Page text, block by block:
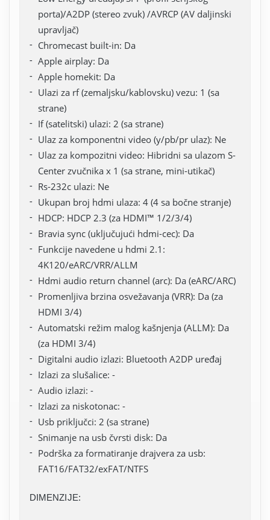
porta)/A2DP (stereo zvuk) /AVRCP (AV daljinski
upravljač)
Chromecast built-in: Da
Apple airplay: Da
Apple homekit: Da
Ulazi za rf (zemaljsku/kablovsku) vezu: 1 (sa
strane)
If (satelitski) ulazi: 2 (sa strane)
Ulaz za komponentni video (y/pb/pr ulaz): Ne
Ulaz za kompozitni video: Hibridni sa ulazom S-
Center zvučnika x 1 (sa strane, mini-utikač)
Rs-232c ulazi: Ne
Ukupan broj hdmi ulaza: 4 (4 sa bočne stranje)
HDCP: HDCP 2.3 (za HDMI™ 1/2/3/4)
Bravia sync (uključujući hdmi-cec): Da
Funkcije navedene u hdmi 2.1:
4K120/eARC/VRR/ALLM
Hdmi audio return channel (arc): Da (eARC/ARC)
Promenljiva brzina osvežavanja (VRR): Da (za
HDMI 3/4)
Automatski režim malog kašnjenja (ALLM): Da
(za HDMI 3/4)
Digitalni audio izlazi: Bluetooth A2DP uređaj
Izlazi za slušalice: -
Audio izlazi: -
Izlazi za niskotonac: -
Usb priključci: 2 (sa strane)
Snimanje na usb čvrsti disk: Da
Podrška za formatiranje drajvera za usb:
FAT16/FAT32/exFAT/NTFS
DIMENZIJE: